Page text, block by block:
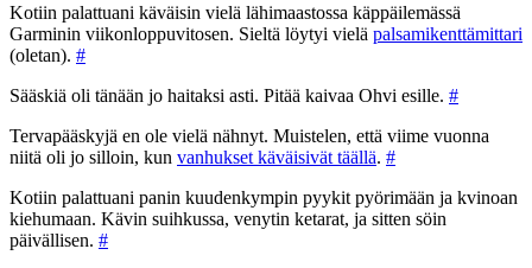
Kotiin palattuani käväisin vielä lähimaastossa käppäilemässä
Garminin viikonloppuvitosen. Sieltä löytyi vielä palsamikenttämittari
(oletan). #
Sääskiä oli tänään jo haitaksi asti. Pitää kaivaa Ohvi esille. #
Tervapääskyjä en ole vielä nähnyt. Muistelen, että viime vuonna
niitä oli jo silloin, kun vanhukset käväisivät täällä. #
Kotiin palattuani panin kuudenkympin pyykit pyörimään ja kvinoan
kiehumaan. Kävin suihkussa, venytin ketarat, ja sitten söin
päivällisen. #